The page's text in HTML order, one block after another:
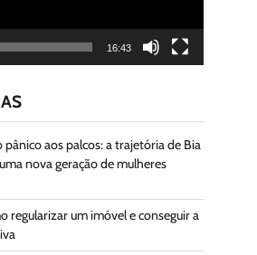
16:43
aos palcos: a trajetória de Bia
nova geração de mulheres
regularizar um imóvel e conseguir a